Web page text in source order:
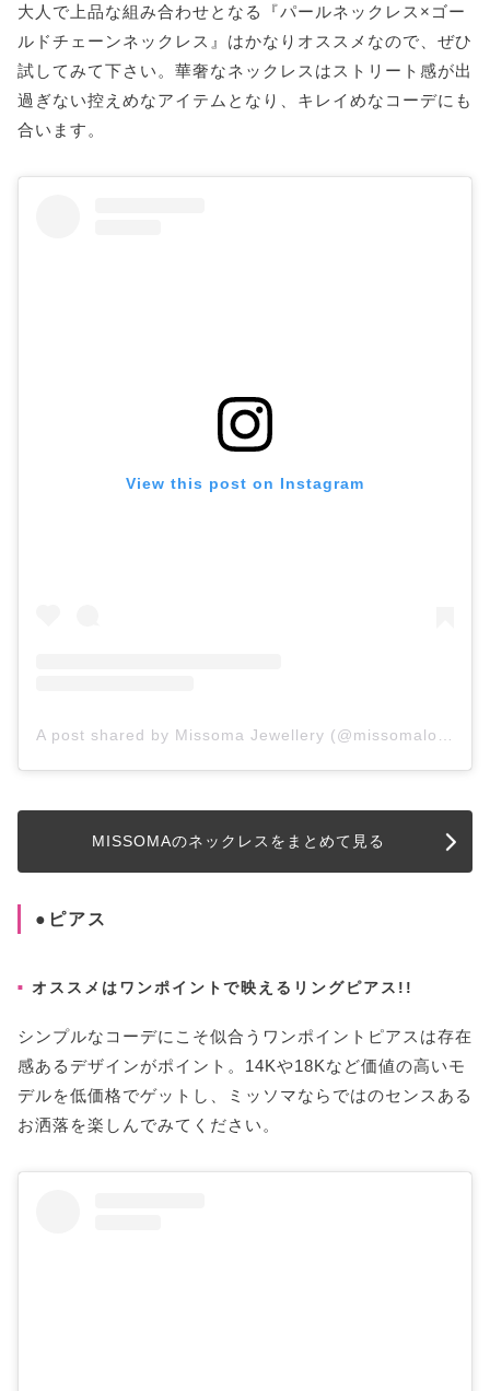
大人で上品な組み合わせとなる『パールネックレス×ゴー
ルドチェーンネックレス』はかなりオススメなので、ぜひ
試してみて下さい。華奢なネックレスはストリート感が出
過ぎない控えめなアイテムとなり、キレイめなコーデにも
合います。
View this post on Instagram
MISSOMAのネックレスをまとめて見る
●ピアス
オススメはワンポイントで映えるリングピアス!!
シンプルなコーデにこそ似合うワンポイントピアスは存在
感あるデザインがポイント。14Kや18Kなど価値の高いモ
デルを低価格でゲットし、ミッソマならではのセンスある
お洒落を楽しんでみてください。